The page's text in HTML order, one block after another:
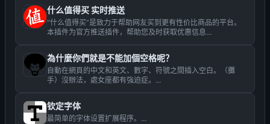
什么值得买 实时推送
“什么值得买”是致力于帮助网友买到更有性价比商品的平台。
本插件为官方推送插件，帮助您及时获取优惠信息...
為什麼你們就是不能加個空格呢？
自動在網頁的中文和英文、數字、符號之間插入空白。（攤
手）沒辦法，處女座都有強迫症。...
钦定字体
最简单的字体设置扩展程序。...